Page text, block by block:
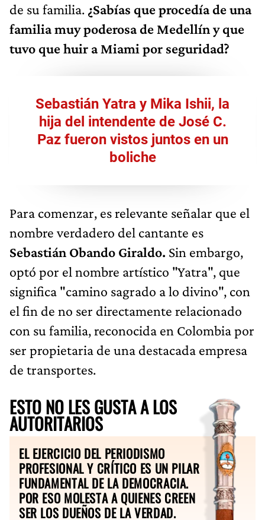
de su familia. ¿Sabías que procedía de una
familia muy poderosa de Medellín y que
tuvo que huir a Miami por seguridad?
Sebastián Yatra y Mika Ishii, la
hija del intendente de José C.
Paz fueron vistos juntos en un
boliche
Para comenzar, es relevante señalar que el
nombre verdadero del cantante es
Sebastián Obando Giraldo. Sin embargo,
optó por el nombre artístico "Yatra", que
significa "camino sagrado a lo divino", con
el fin de no ser directamente relacionado
con su familia, reconocida en Colombia por
ser propietaria de una destacada empresa
de transportes.
ESTO NO LES GUSTA A LOS
AUTORITARIOS
EL EJERCICIO DEL PERIODISMO
PROFESIONAL Y CRÍTICO ES UN PILAR
FUNDAMENTAL DE LA DEMOCRACIA.
POR ESO MOLESTA A QUIENES CREEN
SER LOS DUEÑOS DE LA VERDAD.